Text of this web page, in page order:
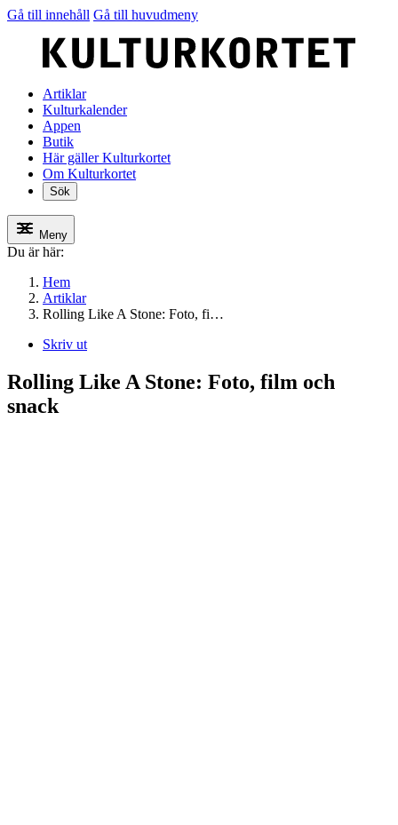
Gå till innehåll Gå till huvudmeny
Artiklar
Kulturkalender
Appen
Butik
Här gäller Kulturkortet
Om Kulturkortet
Sök
Meny
Du är här:
Hem
Artiklar
Rolling Like A Stone: Foto, fi…
Skriv ut
Rolling Like A Stone: Foto, film och
snack